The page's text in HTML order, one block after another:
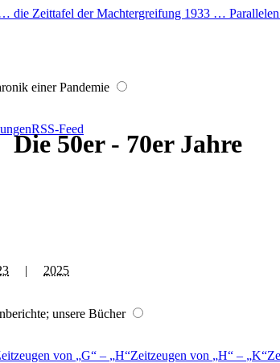
die Zeittafel der Machtergreifung 1933 … Parallelen
einer Pandemie
RSS-Feed
| 2025
unsere Bücher
von G – H Zeitzeugen von H – K
Die 50er - 70er Jahre